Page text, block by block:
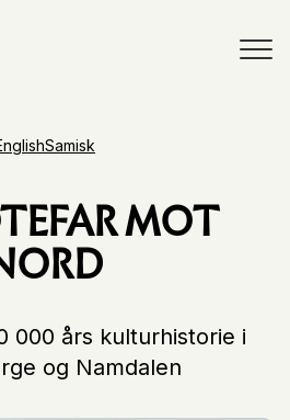
Samisk
MOT
000 års kulturhistorie i
og Namdalen